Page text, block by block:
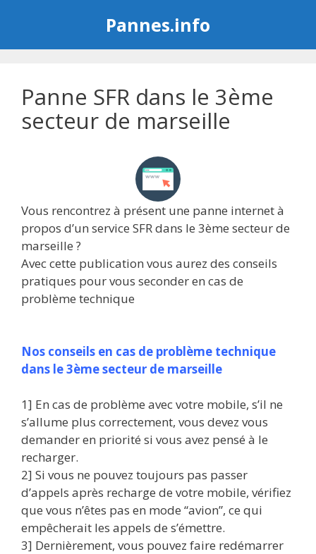
Pannes.info
Panne SFR dans le 3ème
secteur de marseille
Vous rencontrez à présent une panne internet à
propos d’un service SFR dans le 3ème secteur de
marseille ?
Avec cette publication vous aurez des conseils
pratiques pour vous seconder en cas de
problème technique
Nos conseils en cas de problème technique
dans le 3ème secteur de marseille
1] En cas de problème avec votre mobile, s’il ne
s’allume plus correctement, vous devez vous
demander en priorité si vous avez pensé à le
recharger.
2] Si vous ne pouvez toujours pas passer
d’appels après recharge de votre mobile, vérifiez
que vous n’êtes pas en mode “avion”, ce qui
empêcherait les appels de s’émettre.
3] Dernièrement, vous pouvez faire redémarrer